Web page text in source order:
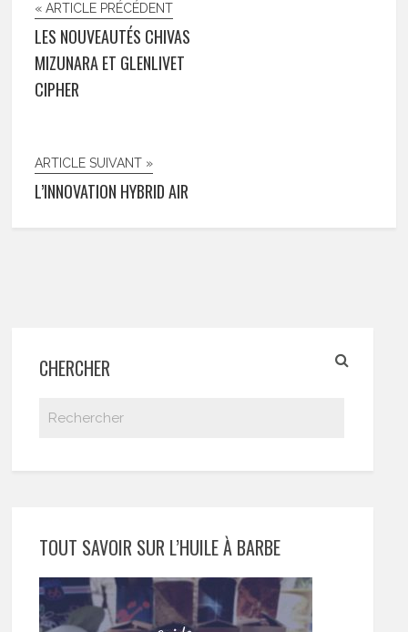
« ARTICLE PRÉCÉDENT
LES NOUVEAUTÉS CHIVAS
MIZUNARA ET GLENLIVET
CIPHER
ARTICLE SUIVANT »
L’INNOVATION HYBRID AIR
CHERCHER
TOUT SAVOIR SUR L’HUILE À BARBE